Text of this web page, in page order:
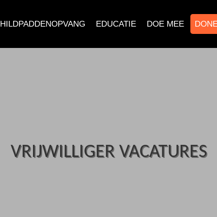
EDUCATIE DOE MEE
VRIJWILLIGER VACATURES